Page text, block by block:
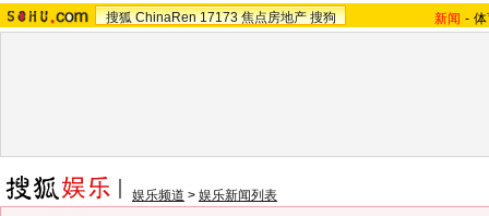
搜狐 ChinaRen 17173 焦点房地产 搜狗 新闻 -
娱乐频道 > 娱乐新闻列表